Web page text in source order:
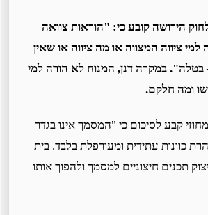
כי סעיף 33 לחוק הירושה קובע כי: "הוראות צוואה
ציווה המצווה או מה ציווה או שאין
".במקרה דנן, המנוח לא הורה למי
ומה חלקם.
קבע לסיכום כי "המסמך אינו בגדר
כוונות עתידית ומעורפלת בלבד. בית
תכנים חיצוניים למסמך ולהפוך אותו